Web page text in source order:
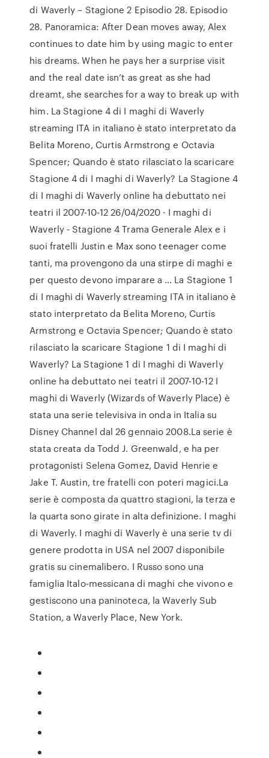
di Waverly – Stagione 2 Episodio 28. Episodio
28. Panoramica: After Dean moves away, Alex
continues to date him by using magic to enter
his dreams. When he pays her a surprise visit
and the real date isn’t as great as she had
dreamt, she searches for a way to break up with
him. La Stagione 4 di I maghi di Waverly
streaming ITA in italiano è stato interpretato da
Belita Moreno, Curtis Armstrong e Octavia
Spencer; Quando è stato rilasciato la scaricare
Stagione 4 di I maghi di Waverly? La Stagione 4
di I maghi di Waverly online ha debuttato nei
teatri il 2007-10-12 26/04/2020 · I maghi di
Waverly - Stagione 4 Trama Generale Alex e i
suoi fratelli Justin e Max sono teenager come
tanti, ma provengono da una stirpe di maghi e
per questo devono imparare a … La Stagione 1
di I maghi di Waverly streaming ITA in italiano è
stato interpretato da Belita Moreno, Curtis
Armstrong e Octavia Spencer; Quando è stato
rilasciato la scaricare Stagione 1 di I maghi di
Waverly? La Stagione 1 di I maghi di Waverly
online ha debuttato nei teatri il 2007-10-12 I
maghi di Waverly (Wizards of Waverly Place) è
stata una serie televisiva in onda in Italia su
Disney Channel dal 26 gennaio 2008.La serie è
stata creata da Todd J. Greenwald, e ha per
protagonisti Selena Gomez, David Henrie e
Jake T. Austin, tre fratelli con poteri magici.La
serie è composta da quattro stagioni, la terza e
la quarta sono girate in alta definizione. I maghi
di Waverly. I maghi di Waverly è una serie tv di
genere prodotta in USA nel 2007 disponibile
gratis su cinemalibero. I Russo sono una
famiglia Italo-messicana di maghi che vivono e
gestiscono una paninoteca, la Waverly Sub
Station, a Waverly Place, New York.